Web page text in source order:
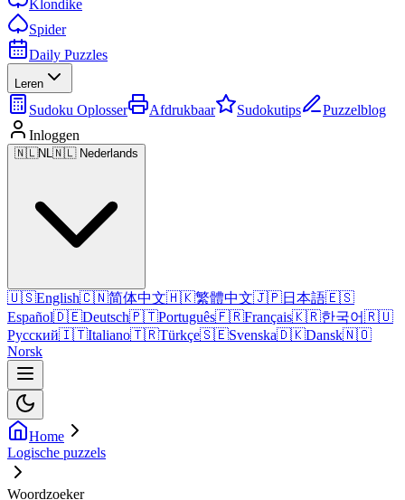
Klondike
Spider
Daily Puzzles
Leren
Sudoku Oplosser Afdrukbaar Sudokutips
Puzzelblog
Inloggen
🇳🇱NL🇳🇱 Nederlands
🇺🇸English🇨🇳简体中文🇭🇰繁體中文🇯🇵日本語🇪🇸
Español🇩🇪Deutsch🇵🇹Português🇫🇷Français🇰🇷한국어🇷🇺
Русский🇮🇹Italiano🇹🇷Türkçe🇸🇪Svenska🇩🇰Dansk🇳🇴
Norsk
Home
Logische puzzels
Woordzoeker